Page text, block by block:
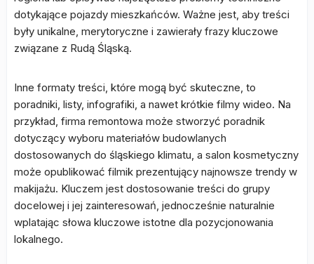
dotykające pojazdy mieszkańców. Ważne jest, aby treści
były unikalne, merytoryczne i zawierały frazy kluczowe
związane z Rudą Śląską.
Inne formaty treści, które mogą być skuteczne, to
poradniki, listy, infografiki, a nawet krótkie filmy wideo. Na
przykład, firma remontowa może stworzyć poradnik
dotyczący wyboru materiałów budowlanych
dostosowanych do śląskiego klimatu, a salon kosmetyczny
może opublikować filmik prezentujący najnowsze trendy w
makijażu. Kluczem jest dostosowanie treści do grupy
docelowej i jej zainteresowań, jednocześnie naturalnie
wplatając słowa kluczowe istotne dla pozycjonowania
lokalnego.